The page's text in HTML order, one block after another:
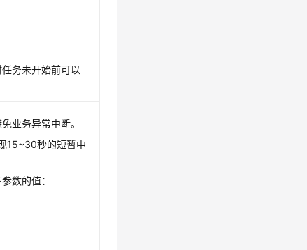
务未开始前可以
业务异常中断。
15~30秒的短暂中
数的值：